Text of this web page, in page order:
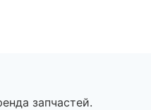
запчастей.